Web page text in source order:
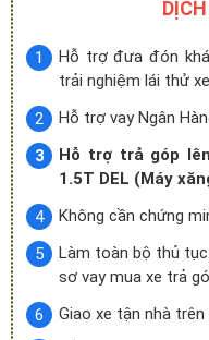
Hỗ trợ đưa đón
trải nghiệm lái thử
Hỗ trợ vay Ngân
Hỗ trợ trả góp
1.5T DEL (Máy
Không cần chứng
Làm toàn bộ thủ
sơ vay mua xe trả
Giao xe tận nhà trên